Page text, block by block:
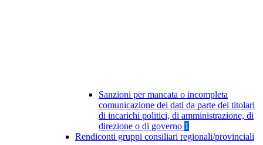
Sanzioni per mancata o incompleta
comunicazione dei dati da parte dei titolari
di incarichi politici, di amministrazione, di
direzione o di governo 1
Rendiconti gruppi consiliari regionali/provinciali